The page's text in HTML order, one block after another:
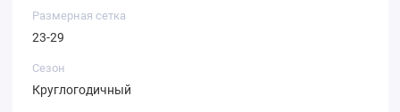
Размерная сетка
23-29
Сезон
Круглогодичный